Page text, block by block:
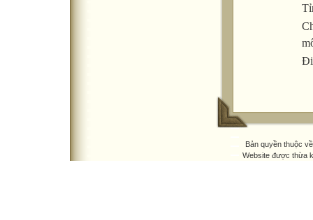
Bản quyền thuộc
Website được thừa